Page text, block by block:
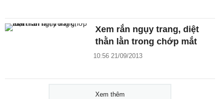
Xem rắn ngụy trang, diệt
thằn lằn trong chớp mắt
10:56 21/09/2013
Xem thêm